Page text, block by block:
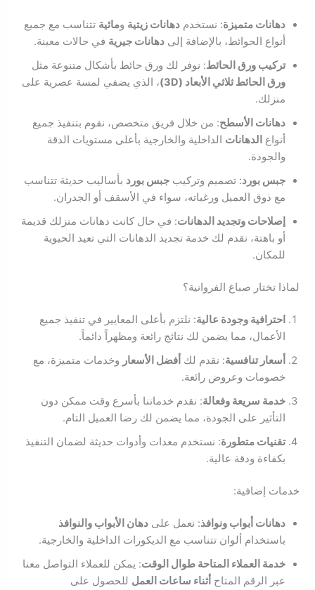
دهانات متميزة: نستخدمدهانات زيتية ومائية تتناسب مع جميع
أنواع الحوائط، بالإضافة إلىدهانات جيرية في حالات معينة.
تركيب ورق الحائط: نوفر لك ورق حائط بأشكال متنوعة مثل
ورق الحائط ثلاثي الأبعاد (3D)
، الذي يضفي لمسة عصرية على
منزلك.
دهانات الأسطح: من خلال فريق متخصص، نقوم بتنفيذ جميع
أنواع الدهانات الداخلية والخارجية بأعلى مستويات الدقة
والجودة.
جبس بورد: تصميم وتركيبجبس بورد بأساليب حديثة تتناسب
مع ذوق العميل ورغباته، سواء في الأسقف أو الجدران.
إصلاحات وتجديد الدهانات: في حال كانت دهانات منزلك قديمة
أو باهتة، نقدم لك خدمة تجديد الدهانات التي تعيد الحيوية
للمكان.
لماذا تختار صباغ الفروانية؟
احترافية وجودة عالية: نلتزم بأعلى المعايير في تنفيذ جميع
الأعمال، مما يضمن لك نتائج رائعة ومظهراً دائماً.
أسعار تنافسية: نقدم لك أفضل الأسعار وخدمات متميزة، مع
خصومات وعروض رائعة.
خدمة سريعة وفعالة: نقدم خدماتنا بأسرع وقت ممكن دون
التأثير على الجودة، مما يضمن لك رضا العميل التام.
تقنيات متطورة: نستخدم معدات وأدوات حديثة لضمان التنفيذ
بكفاءة ودقة عالية.
خدمات إضافية:
دهانات أبواب ونوافذ: نعمل علىدهان الأبواب والنوافذ
باستخدام ألوان تتناسب مع الديكورات الداخلية والخارجية.
خدمة العملاء المتاحة طوال الوقت: يمكن للعملاء التواصل معنا
عبر الرقم المتاح أثناء ساعات العمل للحصول على